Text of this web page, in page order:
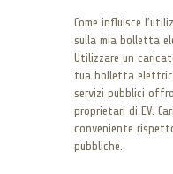
Come influisce
sulla mia bolletta
Utilizzare un
tua bolletta
servizi pubblici
proprietari di EV.
conveniente
pubbliche.